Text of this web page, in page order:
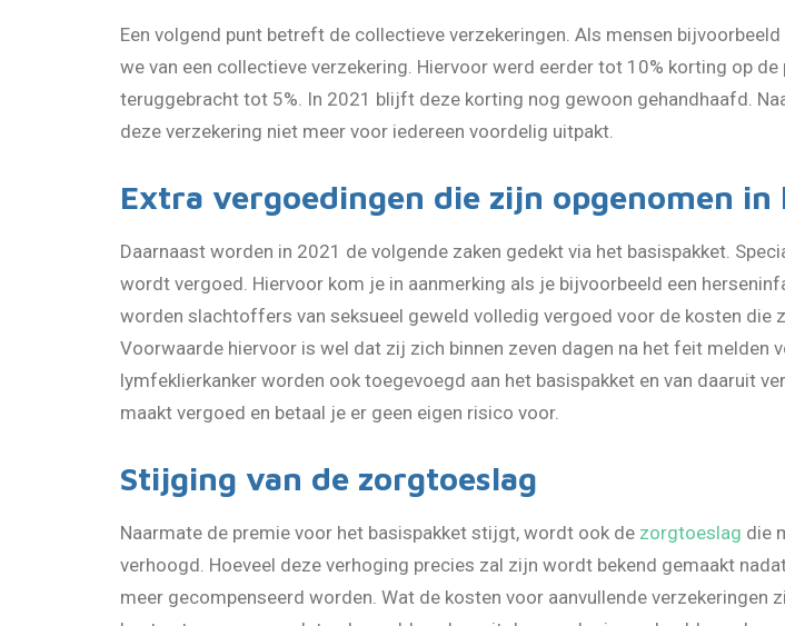
Een volgend punt betreft de collectieve verzekeringen. Als mensen
we van een collectieve verzekering. Hiervoor werd eerder tot 10% korting op
teruggebracht tot 5%. In 2021 blijft deze korting nog gewoon gehandhaafd.
deze verzekering niet meer voor iedereen voordelig uitpakt.
Extra vergoedingen die zijn opgenomen in
Daarnaast worden in 2021 de volgende zaken gedekt via het basispakket.
wordt vergoed. Hiervoor kom je in aanmerking als je bijvoorbeeld een
worden slachtoffers van seksueel geweld volledig vergoed voor de kosten die
Voorwaarde hiervoor is wel dat zij zich binnen zeven dagen na het feit melden
lymfeklierkanker worden ook toegevoegd aan het basispakket en van daaruit
maakt vergoed en betaal je er geen eigen risico voor.
Stijging van de zorgtoeslag
Naarmate de premie voor het basispakket stijgt, wordt ook de zorgtoeslag die
verhoogd. Hoeveel deze verhoging precies zal zijn wordt bekend gemaakt
meer gecompenseerd worden. Wat de kosten voor aanvullende